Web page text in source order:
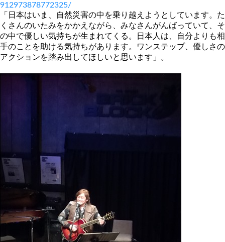
912973878772325/
「日本はいま、自然災害の中を乗り越えようとしています。た
くさんのいたみをかかえながら、みなさんがんばっていて、そ
の中で優しい気持ちが生まれてくる。日本人は、自分よりも相
手のことを助ける気持ちがあります。ワンステップ、優しさの
アクションを踏み出してほしいと思います」。